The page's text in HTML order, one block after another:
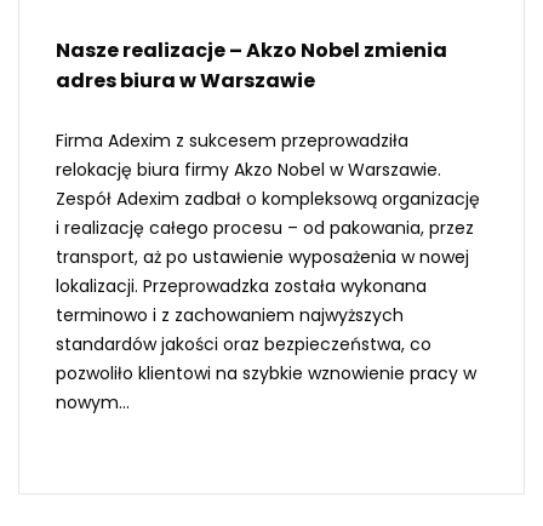
Nasze realizacje – Akzo Nobel zmienia
adres biura w Warszawie
Firma Adexim z sukcesem przeprowadziła
relokację biura firmy Akzo Nobel w Warszawie.
Zespół Adexim zadbał o kompleksową organizację
i realizację całego procesu – od pakowania, przez
transport, aż po ustawienie wyposażenia w nowej
lokalizacji. Przeprowadzka została wykonana
terminowo i z zachowaniem najwyższych
standardów jakości oraz bezpieczeństwa, co
pozwoliło klientowi na szybkie wznowienie pracy w
nowym...